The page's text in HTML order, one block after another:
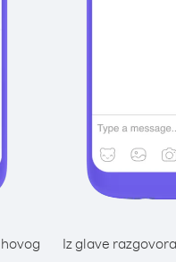
Iz glave